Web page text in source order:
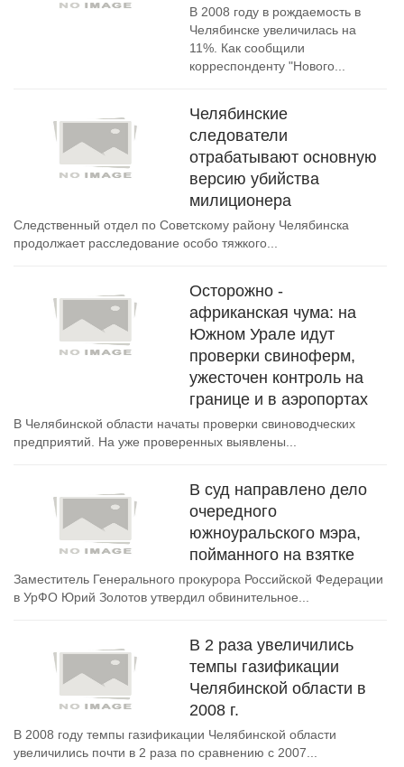
В 2008 году в рождаемость в
Челябинске увеличилась на
11%. Как сообщили
корреспонденту "Нового...
Челябинские
следователи
отрабатывают основную
версию убийства
милиционера
Следственный отдел по Советскому району Челябинска
продолжает расследование особо тяжкого...
Осторожно -
африканская чума: на
Южном Урале идут
проверки свиноферм,
ужесточен контроль на
границе и в аэропортах
В Челябинской области начаты проверки свиноводческих
предприятий. На уже проверенных выявлены...
В суд направлено дело
очередного
южноуральского мэра,
пойманного на взятке
Заместитель Генерального прокурора Российской Федерации
в УрФО Юрий Золотов утвердил обвинительное...
В 2 раза увеличились
темпы газификации
Челябинской области в
2008 г.
В 2008 году темпы газификации Челябинской области
увеличились почти в 2 раза по сравнению с 2007...